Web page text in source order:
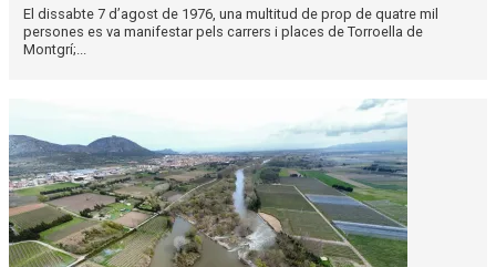
El dissabte 7 d’agost de 1976, una multitud de prop de quatre mil
persones es va manifestar pels carrers i places de Torroella de
Montgrí;...